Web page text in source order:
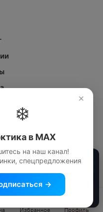
Избранное Профиль
×
❄️
в MAX
на наш канал!
спецпредложения
→
MAX Арктика
сайта и анализа
конфиденциальности